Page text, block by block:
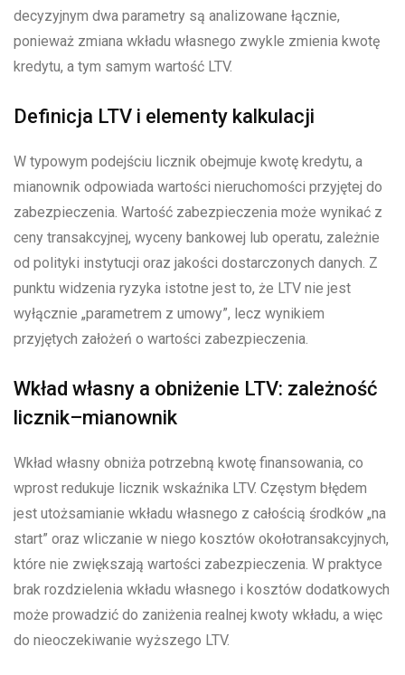
decyzyjnym dwa parametry są analizowane łącznie,
ponieważ zmiana wkładu własnego zwykle zmienia kwotę
kredytu, a tym samym wartość LTV.
Definicja LTV i elementy kalkulacji
W typowym podejściu licznik obejmuje kwotę kredytu, a
mianownik odpowiada wartości nieruchomości przyjętej do
zabezpieczenia. Wartość zabezpieczenia może wynikać z
ceny transakcyjnej, wyceny bankowej lub operatu, zależnie
od polityki instytucji oraz jakości dostarczonych danych. Z
punktu widzenia ryzyka istotne jest to, że LTV nie jest
wyłącznie „parametrem z umowy”, lecz wynikiem
przyjętych założeń o wartości zabezpieczenia.
Wkład własny a obniżenie LTV: zależność
licznik–mianownik
Wkład własny obniża potrzebną kwotę finansowania, co
wprost redukuje licznik wskaźnika LTV. Częstym błędem
jest utożsamianie wkładu własnego z całością środków „na
start” oraz wliczanie w niego kosztów okołotransakcyjnych,
które nie zwiększają wartości zabezpieczenia. W praktyce
brak rozdzielenia wkładu własnego i kosztów dodatkowych
może prowadzić do zaniżenia realnej kwoty wkładu, a więc
do nieoczekiwanie wyższego LTV.